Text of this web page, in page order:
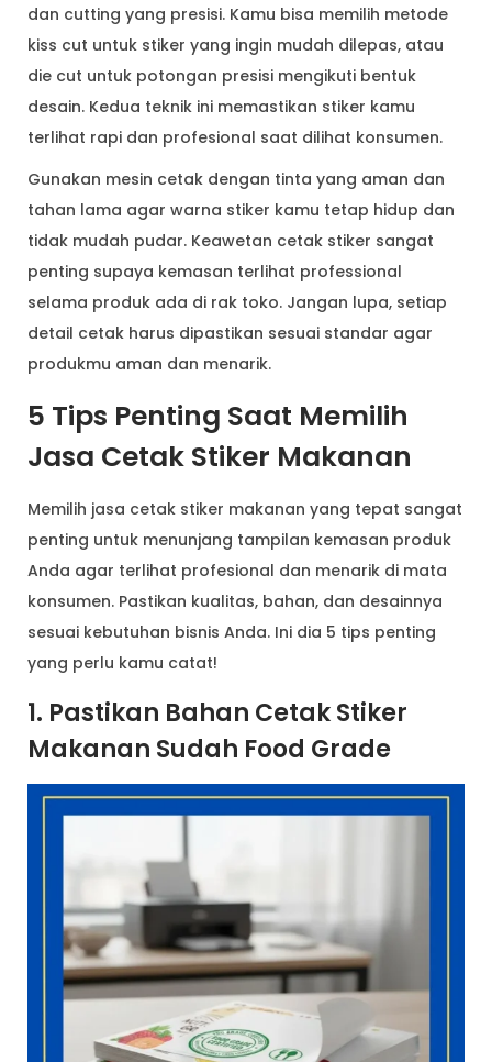
dan cutting yang presisi. Kamu bisa memilih metode
kiss cut untuk stiker yang ingin mudah dilepas, atau
die cut untuk potongan presisi mengikuti bentuk
desain. Kedua teknik ini memastikan stiker kamu
terlihat rapi dan profesional saat dilihat konsumen.
Gunakan mesin cetak dengan tinta yang aman dan
tahan lama agar warna stiker kamu tetap hidup dan
tidak mudah pudar. Keawetan cetak stiker sangat
penting supaya kemasan terlihat professional
selama produk ada di rak toko. Jangan lupa, setiap
detail cetak harus dipastikan sesuai standar agar
produkmu aman dan menarik.
5 Tips Penting Saat Memilih
Jasa Cetak Stiker Makanan
Memilih jasa cetak stiker makanan yang tepat sangat
penting untuk menunjang tampilan kemasan produk
Anda agar terlihat profesional dan menarik di mata
konsumen. Pastikan kualitas, bahan, dan desainnya
sesuai kebutuhan bisnis Anda. Ini dia 5 tips penting
yang perlu kamu catat!
1. Pastikan Bahan Cetak Stiker
Makanan Sudah Food Grade